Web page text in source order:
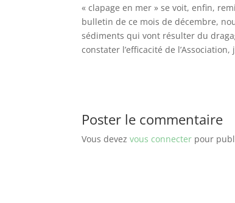
« clapage en mer » se voit, enfin,
bulletin de ce mois de décembre,
sédiments qui vont résulter du
constater l’efficacité de
Poster le commentaire
Vous devezvous connecter pour